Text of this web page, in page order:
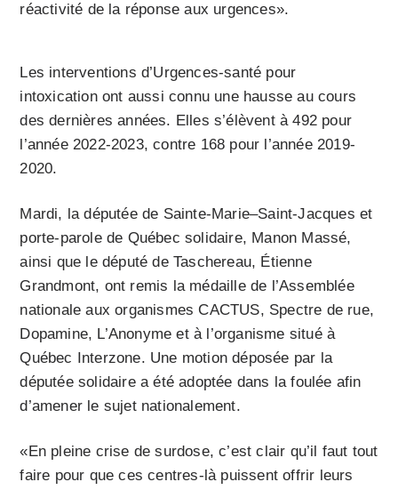
réactivité de la réponse aux urgences».
Les interventions d’Urgences-santé pour
intoxication ont aussi connu une hausse au cours
des dernières années. Elles s’élèvent à 492 pour
l’année 2022-2023, contre 168 pour l’année 2019-
2020.
Mardi, la députée de Sainte-Marie–Saint-Jacques et
porte-parole de Québec solidaire, Manon Massé,
ainsi que le député de Taschereau, Étienne
Grandmont, ont remis la médaille de l’Assemblée
nationale aux organismes CACTUS, Spectre de rue,
Dopamine, L’Anonyme et à l’organisme situé à
Québec Interzone. Une motion déposée par la
députée solidaire a été adoptée dans la foulée afin
d’amener le sujet nationalement.
«En pleine crise de surdose, c’est clair qu’il faut tout
faire pour que ces centres-là puissent offrir leurs